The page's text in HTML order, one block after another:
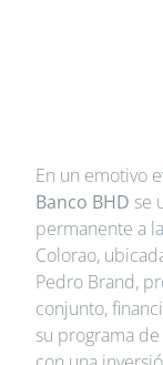
En un emotivo
Banco BHD se
permanente a
Colorao,
Pedro Brand,
conjunto,
su programa